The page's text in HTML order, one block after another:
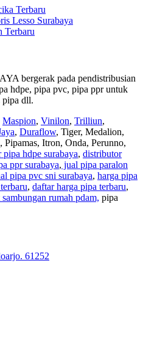
bergerak pada pendistribusian
hdpe, pipa pvc, pipa ppr untuk
pipa dll.
Maspion, Vinilon, Trilliun,
, Duraflow, Tiger, Medalion,
Pipamas, Itron, Onda, Perunno,
hdpe surabaya, distributor
ppr surabaya, jual pipa paralon
pipa pvc sni surabaya, harga pipa
, daftar harga pipa terbaru,
rumah pdam, pipa
61252